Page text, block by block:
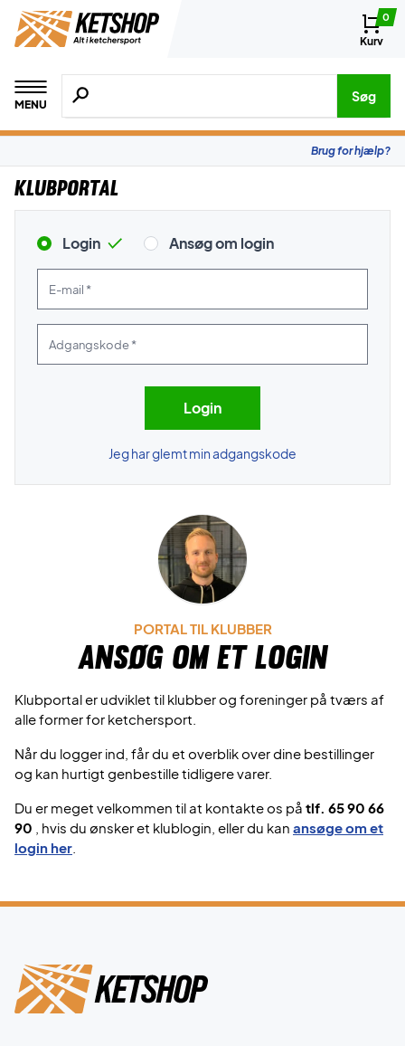
0
Kurv
MENU
Søg efter produkter, mærker etc.
Søg
Brug for hjælp?
Klubportal
Login Ansøg om login
Jeg har glemt min adgangskode
PORTAL TIL KLUBBER
Ansøg om et login
Klubportal er udviklet til klubber og foreninger på tværs af
alle former for ketchersport.
Når du logger ind, får du et overblik over dine bestillinger
og kan hurtigt genbestille tidligere varer.
Du er meget velkommen til at kontakte os på tlf. 65 90 66
90
, hvis du ønsker et klublogin, eller du kan ansøge om et
login her